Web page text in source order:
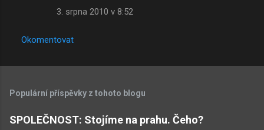
3. srpna 2010 v 8:52
Okomentovat
Populární příspěvky z tohoto blogu
SPOLEČNOST: Stojíme na prahu. Čeho?